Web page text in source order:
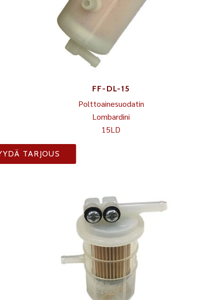
FF-DL-15
Polttoainesuodatin
Lombardini
15LD
TARJOUS